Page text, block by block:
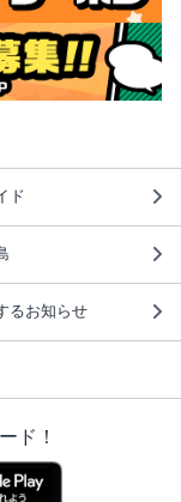
ド
るお知らせ
ド！